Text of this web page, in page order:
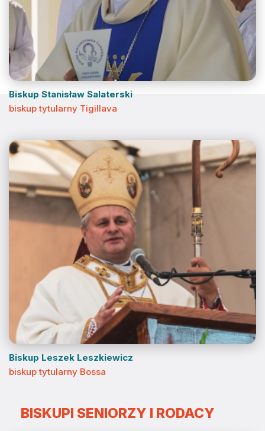
Biskup Stanisław Salaterski
biskup tytularny Tigillava
Biskup Leszek Leszkiewicz
biskup tytularny Bossa
BISKUPI SENIORZY I RODACY